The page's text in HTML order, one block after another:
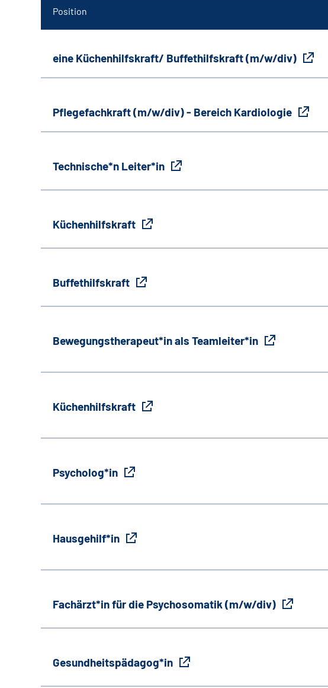
Position
eine Küchenhilfskraft/ Buffethilfskraft (m/w/div)
Pflegefachkraft (m/w/div) - Bereich Kardiologie
Technische*n Leiter*in
Küchenhilfskraft
Buffethilfskraft
Bewegungstherapeut*in als Teamleiter*in
Küchenhilfskraft
Psycholog*in
Hausgehilf*in
Fachärzt*in für die Psychosomatik (m/w/div)
Gesundheitspädagog*in